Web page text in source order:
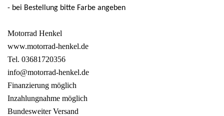
- bei Bestellung bitte Farbe angeben
Motorrad Henkel
www.motorrad-henkel.de
Tel. 03681720356
info@motorrad-henkel.de
Finanzierung möglich
Inzahlungnahme möglich
Bundesweiter Versand